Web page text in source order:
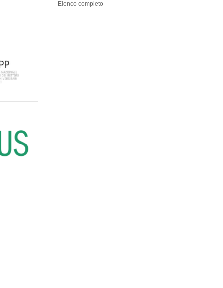
Elenco completo